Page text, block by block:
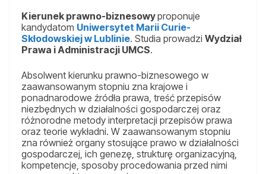
Kierunek prawno-biznesowyproponuje
kandydatom Uniwersytet Marii Curie-
Skłodowskiej w Lublinie. Studia prowadzi Wydział
Prawa i Administracji UMCS.
Absolwent kierunku prawno-biznesowego w
zaawansowanym stopniu zna krajowe i
ponadnarodowe źródła prawa, treść przepisów
niezbędnych w działalności gospodarczej oraz
różnorodne metody interpretacji przepisów prawa
oraz teorie wykładni. W zaawansowanym stopniu
zna również organy stosujące prawo w działalności
gospodarczej, ich genezę, strukturę organizacyjną,
kompetencje, sposoby procedowania przed nimi